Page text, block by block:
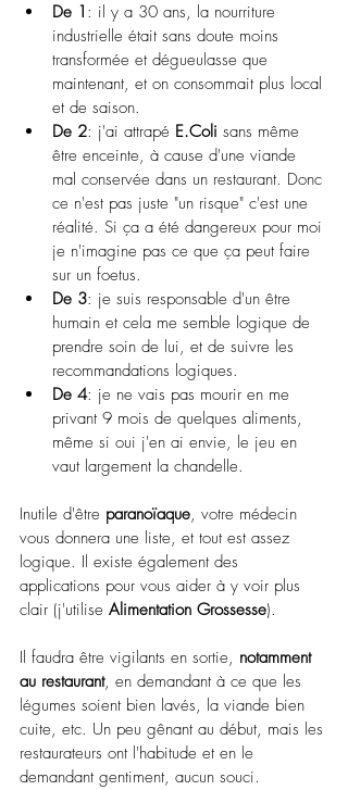
De 1 : il y a 30 ans, la nourriture
industrielle était sans doute moins
transformée et dégueulasse que
maintenant, et on consommait plus local
et de saison.
De 2: j'ai attrapé E.Coli sans même
être enceinte, à cause d'une viande
mal conservée dans un restaurant. Donc
ce n'est pas juste "un risque" c'est une
réalité. Si ça a été dangereux pour moi
je n'imagine pas ce que ça peut faire
sur un foetus.
De 3: je suis responsable d'un être
humain et cela me semble logique de
prendre soin de lui, et de suivre les
recommandations logiques.
De 4: je ne vais pas mourir en me
privant 9 mois de quelques aliments,
même si oui j'en ai envie, le jeu en
vaut largement la chandelle.
Inutile d'être paranoïaque, votre médecin
vous donnera une liste, et tout est assez
logique. Il existe également des
applications pour vous aider à y voir plus
clair (j'utilise Alimentation Grossesse).
Il faudra être vigilants en sortie, notamment
au restaurant, en demandant à ce que les
légumes soient bien lavés, la viande bien
cuite, etc. Un peu gênant au début, mais les
restaurateurs ont l'habitude et en le
demandant gentiment, aucun souci.